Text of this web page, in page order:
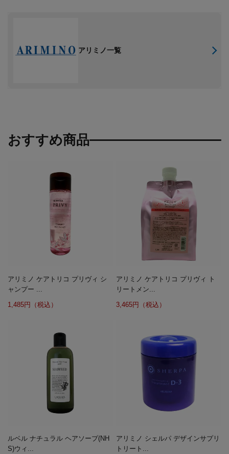
アリミノ一覧
おすすめ商品
アリミノ ケアトリコ プリヴィ シ
ャンプー ...
1,485円（税込）
アリミノ ケアトリコ プリヴィ ト
リートメン...
3,465円（税込）
ルベル ナチュラル ヘアソープ(NH
S)ウィ...
アリミノ シェルパ デザインサプリ
トリート...